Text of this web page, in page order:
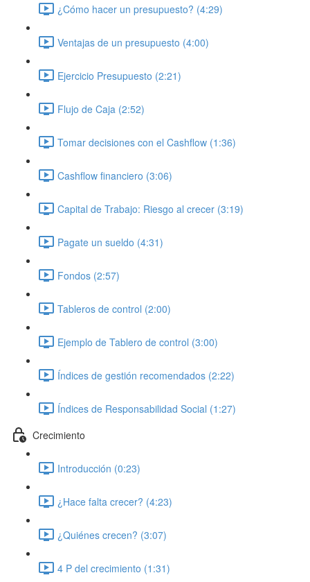
¿Cómo hacer un presupuesto? (4:29)
Ventajas de un presupuesto (4:00)
Ejercicio Presupuesto (2:21)
Flujo de Caja (2:52)
Tomar decisiones con el Cashflow (1:36)
Cashflow financiero (3:06)
Capital de Trabajo: Riesgo al crecer (3:19)
Pagate un sueldo (4:31)
Fondos (2:57)
Tableros de control (2:00)
Ejemplo de Tablero de control (3:00)
Índices de gestión recomendados (2:22)
Índices de Responsabilidad Social (1:27)
Crecimiento
Introducción (0:23)
¿Hace falta crecer? (4:23)
¿Quiénes crecen? (3:07)
4 P del crecimiento (1:31)